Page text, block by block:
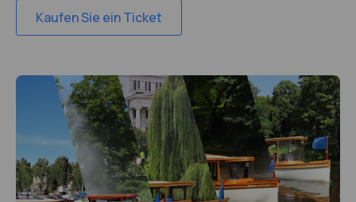
Kaufen Sie ein Ticket